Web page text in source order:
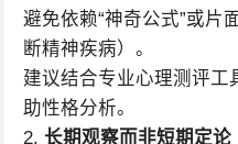
避免依赖“神奇公式”或片
断精神疾病）。
建议结合专业心理测评工
助性格分析。
2. 长期观察而非短期定论